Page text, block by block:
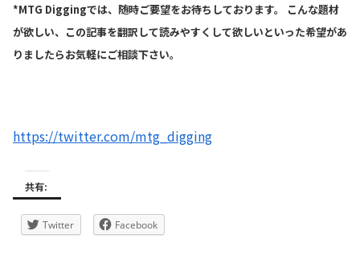
*MTG Diggingでは、随時ご要望をお待ちしております。 こんな題材
が欲しい、この記事を翻訳して読みやすくして欲しいといった希望があ
りましたらお気軽にご相談下さい。
https://twitter.com/mtg_digging
共有:
Twitter Facebook